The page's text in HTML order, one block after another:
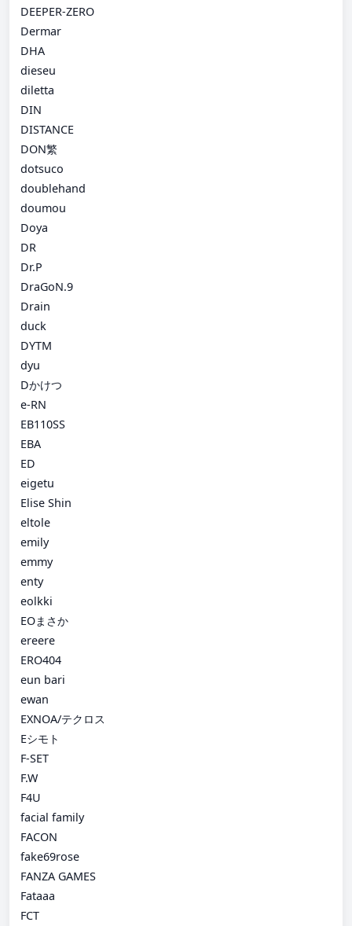
DEEPER-ZERO
Dermar
DHA
dieseu
diletta
DIN
DISTANCE
DON繁
dotsuco
doublehand
doumou
Doya
DR
Dr.P
DraGoN.9
Drain
duck
DYTM
dyu
Dかけつ
e-RN
EB110SS
EBA
ED
eigetu
Elise Shin
eltole
emily
emmy
enty
eolkki
EOまさか
ereere
ERO404
eun bari
ewan
EXNOA/テクロス
Eシモト
F-SET
F.W
F4U
facial family
FACON
fake69rose
FANZA GAMES
Fataaa
FCT